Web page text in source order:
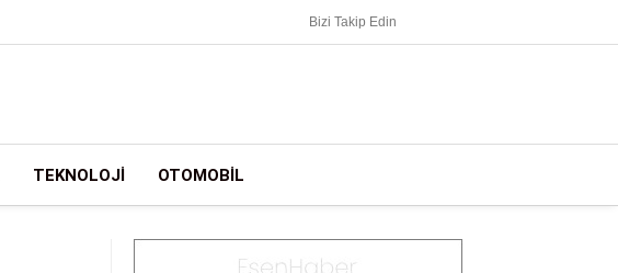
Bizi Takip Edin
TEKNOLOJI OTOMOBIL